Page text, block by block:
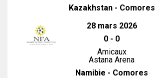
Kazakhstan - Comores
28 mars 2026
0 - 0
Amicaux
Astana Arena
Namibie - Comores